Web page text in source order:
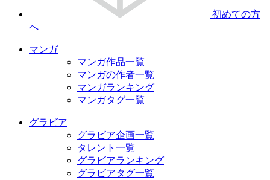
初めての方
へ
マンガ
マンガ作品一覧
マンガの作者一覧
マンガランキング
マンガタグ一覧
グラビア
グラビア企画一覧
タレント一覧
グラビアランキング
グラビアタグ一覧